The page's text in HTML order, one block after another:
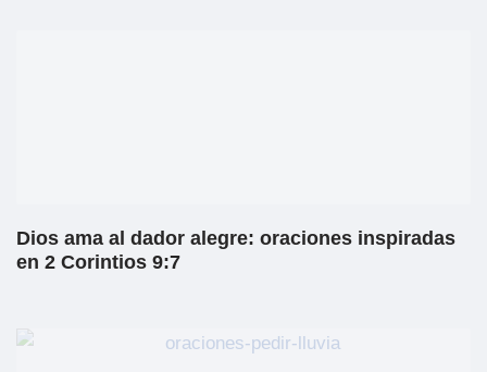
Dios ama al dador alegre: oraciones inspiradas
en 2 Corintios 9:7